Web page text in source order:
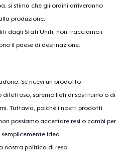
si stima che gli ordini arriveranno
produzione.
dagli Stati Uniti, non tracciamo i
il paese di destinazione.
Se ricevi un prodotto
saremo lieti di sostituirlo o di
Tuttavia, poiché i nostri prodotti
possiamo accettare resi o cambi per
idea.
nostra politica di reso.